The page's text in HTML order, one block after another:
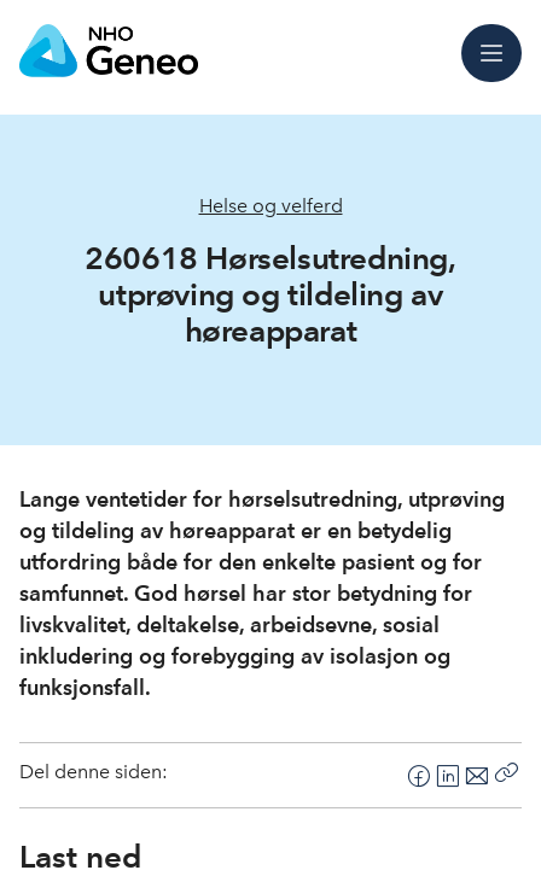
Meny
Helse og velferd
260618 Hørselsutredning,
utprøving og tildeling av
høreapparat
Lange ventetider for hørselsutredning, utprøving
og tildeling av høreapparat er en betydelig
utfordring både for den enkelte pasient og for
samfunnet. God hørsel har stor betydning for
livskvalitet, deltakelse, arbeidsevne, sosial
inkludering og forebygging av isolasjon og
funksjonsfall.
Del denne siden:
F
a
L
i
E
-
Last ned